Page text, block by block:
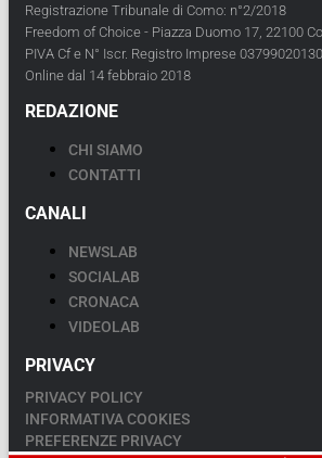
Registrazione Tribunale di Como: n°2/2018
Freedom of Choice - Piazza Duomo 17, 22100
PIVA Cf e N° Iscr. Registro Imprese 03799020130
Online dal 14 febbraio 2018
REDAZIONE
CHI SIAMO
CONTATTI
CANALI
NEWSLAB
SOCIALAB
CRONACA
VIDEOLAB
PRIVACY
PRIVACY POLICY
INFORMATIVA COOKIES
PREFERENZE PRIVACY